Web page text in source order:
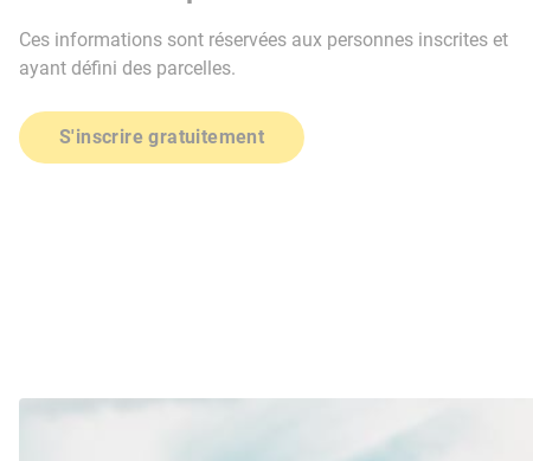
Ces informations sont réservées aux personnes inscrites et
ayant défini des parcelles.
S'inscrire gratuitement